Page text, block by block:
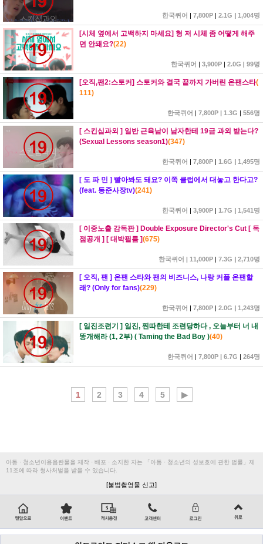
한국퀴어 | 7,800P | 2.1G | 1,004명
[시체 옆에서 고백하지 마세요] 형 저 시체 좀 어떻게 해주
면 안돼요?(22)
한국퀴어 | 3,900P | 2.0G | 99명
[오직,팬2:스토커] 스토커와 결국 끝까지 가버린 온팬스타(
111)
한국퀴어 | 7,800P | 1.3G | 556명
[ 스킨십과외 ] 일반 근육남이 남자한테 19금 과외 받는다?
(Sexual Lessons season1)(347)
한국퀴어 | 7,800P | 1.6G | 1,495명
[ 도 파 민 ] 빨아봐도 돼요? 이쪽 클럽에서 대놓고 한다고?
(feat. 동준사장tv)(241)
한국퀴어 | 3,900P | 1.7G | 1,541명
[ 이중노출 감독판 ] Double Exposure Director's Cut [ 독
점공개 ] [ 대박필름 ](675)
한국퀴어 | 11,000P | 7.3G | 2,710명
[ 오직, 팬 ] 온팬 스타와 팬의 비즈니스, 나랑 커플 온팬할
래? (Only for fans)(229)
한국퀴어 | 7,800P | 2.0G | 1,243명
[ 일진조련기 ] 일진, 찐따한테 조련당하다 , 오늘부터 너 내
똥개해라 (1, 2부) ( Taming the Bad Boy )(40)
한국퀴어 | 7,800P | 6.7G | 264명
1 2 3 4 5 ▶
아동 · 청소년이용음란물을 제작 · 배포 · 소지한 자는 「아동 · 청소년의 성보호에 관한 법률」제
11조에 따라 형사처벌을 받을 수 있습니다.
[불법촬영물 신고]